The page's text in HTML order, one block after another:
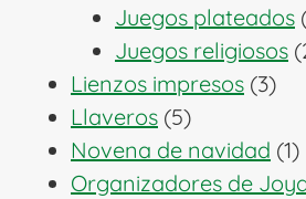
Juegos plateados
Juegos religiosos
Lienzos impresos 33
Llaveros 55
productos
Novena de navidad 11
Organizadores de